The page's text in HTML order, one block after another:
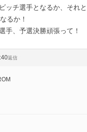
ッチ選手となるか、それ
るか！
手、予選決勝頑張って！
返信